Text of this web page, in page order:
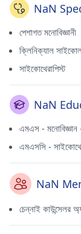
তিনি চেন্নাই
NaN
পেশাগত মনোবিজ্ঞানী
ক্লিনিক্যাল
সাইকোথেরাপিস্ট
NaN
এমএস - মনোবিজ্ঞান
এমএসসি -
NaN
চেন্নাই কাউন্সেলর